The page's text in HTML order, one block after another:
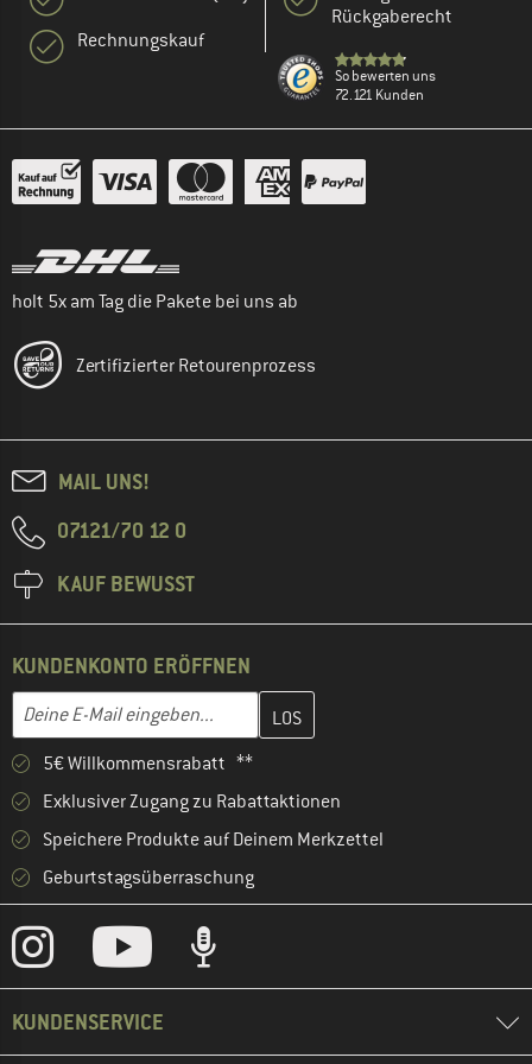
Rechnungskauf
Rückgaberecht
So bewerten uns
72.121 Kunden
holt 5x am Tag die Pakete bei uns ab
Zertifizierter Retourenprozess
MAIL UNS!
07121/70 12 0
KAUF BEWUSST
KUNDENKONTO ERÖFFNEN
E-Mail-Adresse
Gib hier deine E-Mail-Adresse ein und erstelle im nächsten
5€ Willkommensrabatt **
Exklusiver Zugang zu Rabattaktionen
Speichere Produkte auf Deinem Merkzettel
Geburtstagsüberraschung
KUNDENSERVICE